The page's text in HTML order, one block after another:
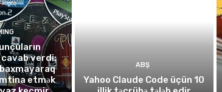
cavab verdi:
etmək
ABŞ
Yahoo Claude Code üçün 10